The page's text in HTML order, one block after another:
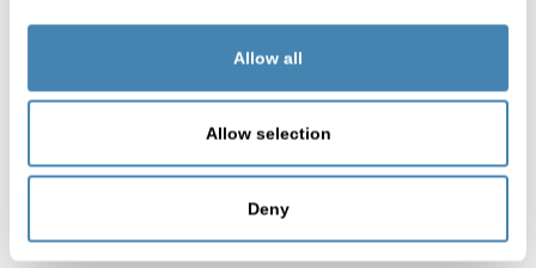
Allow all
Allow selection
Deny
Sofortkredit, Eilkredit, Expresskredit,
Schnellkredit: Vorsicht vor falschen
Versprechen